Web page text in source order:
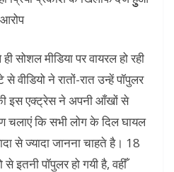
मीडिया पर वायरल हो रही
से वीडियो ने रातों-रात उन्हें पॉपुलर
इस एक्ट्रेस ने अपनी आँखों से
चलाएं कि सभी लोग के दिल घायल
से ज्यादा जानना चाहते है। 18
से इतनी पॉपुलर हो गयी है, वहीँ